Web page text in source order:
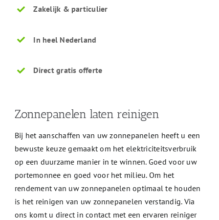
Zakelijk & particulier
In heel Nederland
Direct gratis offerte
Zonnepanelen laten reinigen
Bij het aanschaffen van uw zonnepanelen heeft u een
bewuste keuze gemaakt om het elektriciteitsverbruik
op een duurzame manier in te winnen. Goed voor uw
portemonnee en goed voor het milieu. Om het
rendement van uw zonnepanelen optimaal te houden
is het reinigen van uw zonnepanelen verstandig. Via
ons komt u direct in contact met een ervaren reiniger